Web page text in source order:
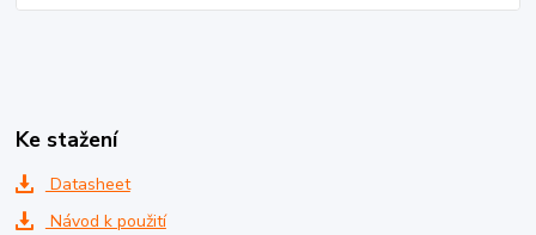
Ke stažení
Datasheet
Návod k použití